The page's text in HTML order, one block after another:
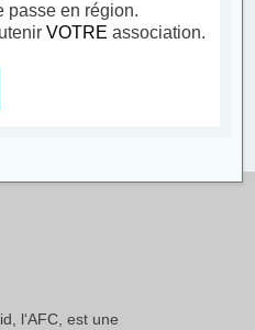
passe en région.
VOTRE association.
l‘AFC, est une